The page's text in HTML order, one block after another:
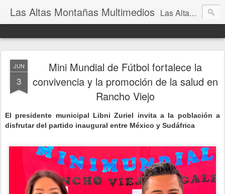
Las Altas Montañas Multimedios Las Altas Montañas Multimedios
JUN
3
Mini Mundial de Fútbol fortalece la
convivencia y la promoción de la salud en
Rancho Viejo
El presidente municipal Libni Zuriel invita a la población a
disfrutar del partido inaugural entre México y Sudáfrica